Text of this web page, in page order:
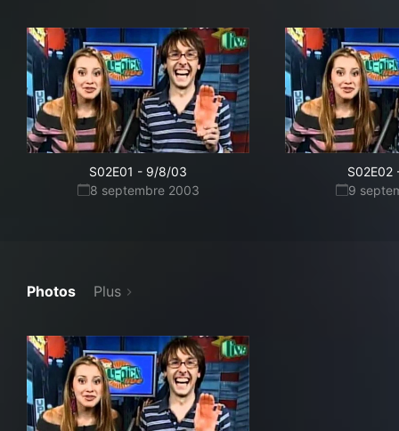
S02E01 - 9/8/03
8 septembre 2003
S02E02
9
Photos Plus